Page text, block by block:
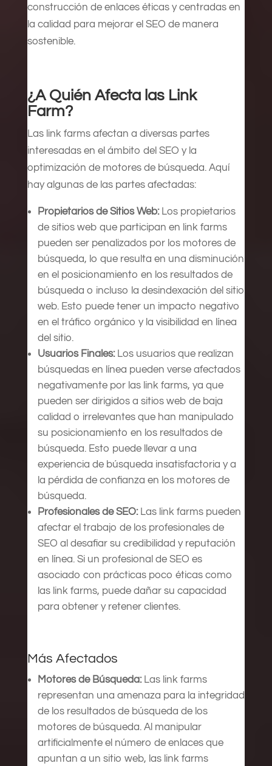
construcción de enlaces éticas y centradas en
la calidad para mejorar el SEO de manera
sostenible.
¿A Quién Afecta las Link
Farm?
Las link farms afectan a diversas partes
interesadas en el ámbito del SEO y la
optimización de motores de búsqueda. Aquí
hay algunas de las partes afectadas:
Propietarios de Sitios Web:Los propietarios
de sitios web que participan en link farms
pueden ser penalizados por los motores de
búsqueda, lo que resulta en una disminución
en el posicionamiento en los resultados de
búsqueda o incluso la desindexación del sitio
web. Esto puede tener un impacto negativo
en el tráfico orgánico y la visibilidad en línea
del sitio.
Usuarios Finales:Los usuarios que realizan
búsquedas en línea pueden verse afectados
negativamente por las link farms, ya que
pueden ser dirigidos a sitios web de baja
calidad o irrelevantes que han manipulado
su posicionamiento en los resultados de
búsqueda. Esto puede llevar a una
experiencia de búsqueda insatisfactoria y a
la pérdida de confianza en los motores de
búsqueda.
Profesionales de SEO:Las link farms pueden
afectar el trabajo de los profesionales de
SEO al desafiar su credibilidad y reputación
en línea. Si un profesional de SEO es
asociado con prácticas poco éticas como
las link farms, puede dañar su capacidad
para obtener y retener clientes.
Más Afectados
Motores de Búsqueda:Las link farms
representan una amenaza para la integridad
de los resultados de búsqueda de los
motores de búsqueda. Al manipular
artificialmente el número de enlaces que
apuntan a un sitio web, las link farms